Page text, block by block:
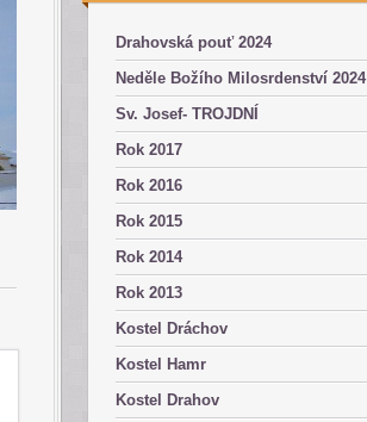
Drahovská pouť 2024
Neděle Božího Milosrdenství 2024
Sv. Josef- TROJDNÍ
Rok 2017
Rok 2016
Rok 2015
Rok 2014
Rok 2013
Kostel Dráchov
Kostel Hamr
Kostel Drahov